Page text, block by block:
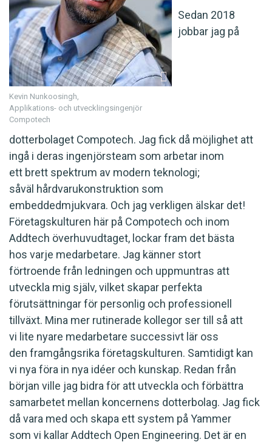
Kevin Nunkoosingh,
Applikations- och utvecklingsingenjör
Compotech
Sedan 2018
jobbar jag på
dotterbolaget Compotech. Jag fick då möjlighet att
ingå i deras ingenjörsteam som arbetar inom
ett brett spektrum av modern teknologi;
såväl hårdvarukonstruktion som
embeddedmjukvara. Och jag verkligen älskar det!
Företagskulturen här på Compotech och inom
Addtech överhuvudtaget, lockar fram det bästa
hos varje medarbetare. Jag känner stort
förtroende från ledningen och uppmuntras att
utveckla mig själv, vilket skapar perfekta
förutsättningar för personlig och professionell
tillväxt. Mina mer rutinerade kollegor ser till så att
vi lite nyare medarbetare successivt lär oss
den framgångsrika företagskulturen. Samtidigt kan
vi nya föra in nya idéer och kunskap. Redan från
början ville jag bidra för att utveckla och förbättra
samarbetet mellan koncernens dotterbolag. Jag fick
då vara med och skapa ett system på Yammer
som vi kallar Addtech Open Engineering. Det är en